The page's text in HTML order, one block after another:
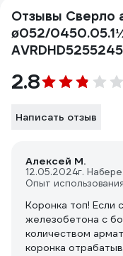
Отзывы Сверло
ø052/
2.8
Написать отзыв
Алексей М.
12.05.2024г.
Опыт
Коронка топ! Если
железобетона с
количеством
коронка